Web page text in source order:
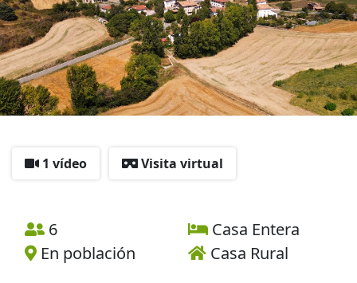
1 vídeo Visita virtual
6
Casa Entera
En población
Casa Rural